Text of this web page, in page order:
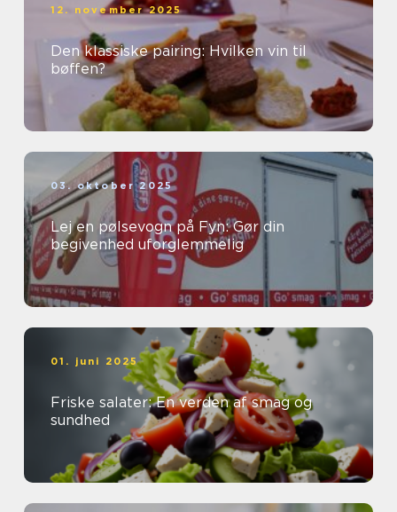
12. november 2025
Den klassiske pairing: Hvilken vin til
bøffen?
03. oktober 2025
Lej en pølsevogn på Fyn: Gør din
begivenhed uforglemmelig
01. juni 2025
Friske salater: En verden af smag og
sundhed